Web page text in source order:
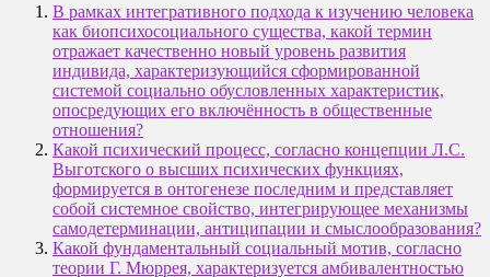
В рамках интегративного подхода к изучению человека
как биопсихосоциального существа, какой термин
отражает качественно новый уровень развития
индивида, характеризующийся сформированной
системой социально обусловленных характеристик,
опосредующих его включённость в общественные
отношения?
Какой психический процесс, согласно концепции Л.С.
Выготского о высших психических функциях,
формируется в онтогенезе последним и представляет
собой системное свойство, интегрирующее механизмы
самодетерминации, антиципации и смыслообразования?
Какой фундаментальный социальный мотив, согласно
теории Г. Мюррея, характеризуется амбивалентностью